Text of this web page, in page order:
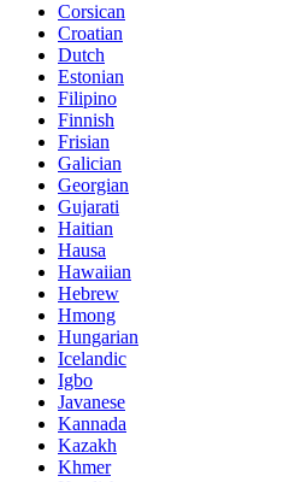
Corsican
Croatian
Dutch
Estonian
Filipino
Finnish
Frisian
Galician
Georgian
Gujarati
Haitian
Hausa
Hawaiian
Hebrew
Hmong
Hungarian
Icelandic
Igbo
Javanese
Kannada
Kazakh
Khmer